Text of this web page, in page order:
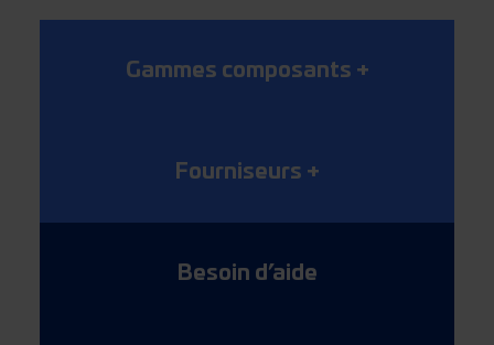
Gammes composants +
Fourniseurs +
Besoin d’aide